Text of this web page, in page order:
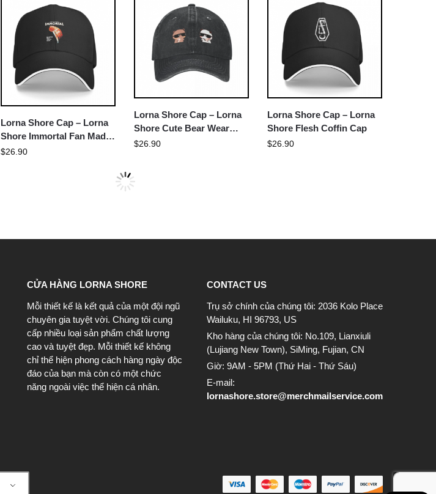
Lorna Shore Cap – Lorna
Shore Immortal Fan Made
Logo Cap
$26.90
Lorna Shore Cap – Lorna
Shore Cute Bear Wear
Glasses Cap
$26.90
Lorna Shore Cap – Lorna
Shore Flesh Coffin Cap
$26.90
CỬA HÀNG LORNA SHORE
Mỗi thiết kế là kết quả của một đội ngũ
chuyên gia tuyệt vời. Chúng tôi cung
cấp nhiều loại sản phẩm chất lượng
cao và tuyệt đẹp. Mỗi thiết kế không
chỉ thể hiện phong cách hàng ngày độc
đáo của bạn mà còn có một chức
năng ngoài việc thể hiện cá nhân.
CONTACT US
Trụ sở chính của chúng tôi: 2036 Kolo Place
Wailuku, HI 96793, US
Kho hàng của chúng tôi: No.109, Lianxiuli
(Lujiang New Town), SiMing, Fujian, CN
Giờ: 9AM - 5PM (Thứ Hai - Thứ Sáu)
E-mail:
lornashore.store@merchmailservice.com